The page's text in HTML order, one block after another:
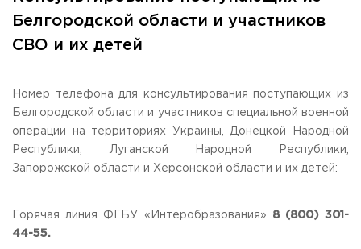
Общежитие / Кампус РГУТИС
Работа с лицами с ОВЗ и инвалидами
Контакты
Научная деятельность
Дополнительное образование
Федеральный ресурсный центр
Федеральное учебно-методическое объединение в
системе ВО
Профком
Конкурс ППС
Сведения об образовательной
Городской округ
Пушкинский,
пгт. Черкизово,
ул. Главная, 99
ТЕЛЕФОНЫ
E-MAIL
Белгородской области и участников
СВО и их детей
Номер телефона для консультирования поступающих из
Белгородской области и участников специальной военной
операции на территориях Украины, Донецкой Народной
Республики, Луганской Народной Республики,
Запорожской области и Херсонской области и их детей:
Горячая линия ФГБУ «Интеробразования»
8 (800) 301-
44-55.